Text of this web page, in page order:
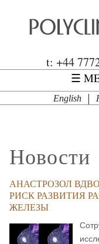
t: +44
English
Новости
АНАСТРОЗОЛ
РИСК РАЗВИТИЯ
ЖЕЛЕЗЫ